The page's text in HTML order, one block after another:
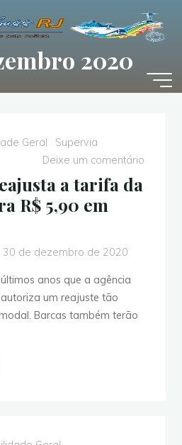
2020
Geral
Supervia
Deixe um comentário
a tarifa da
R$ 5,90 em
30 de dezembro de 2020
anos que a agência
um reajuste tão
Barcas também terão